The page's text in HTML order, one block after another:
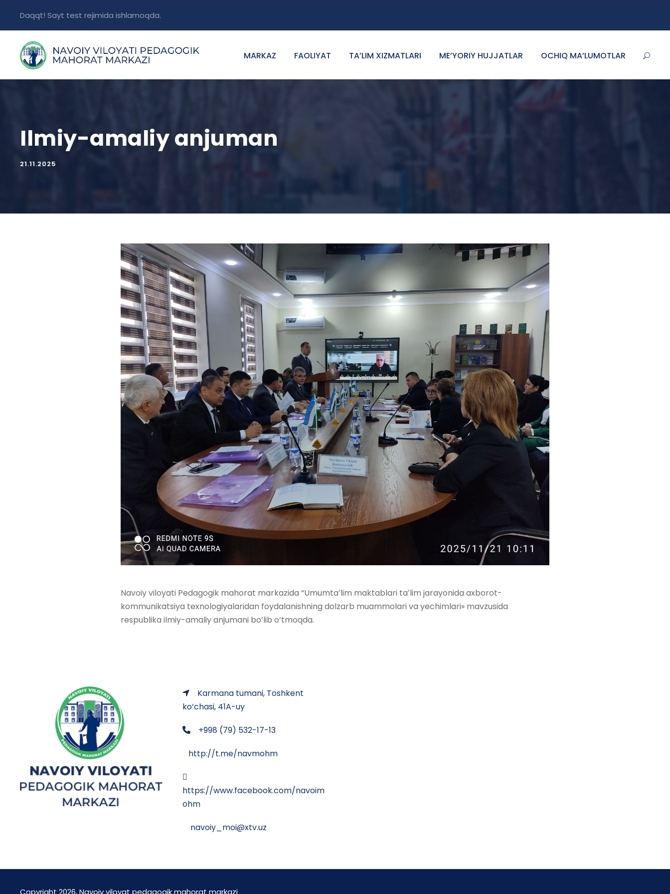
Daqqt! Sayt test rejimida ishlamoqda.
MARKAZ FAOLIYAT TA’LIM XIZMATLARI ME’YORIY HUJJATLAR OCHIQ MA’LUMOTLAR
Ilmiy-amaliy anjuman
21.11.2025
Navoiy viloyati Pedagogik mahorat markazida “Umumtaʼlim maktablari taʼlim jarayonida axborot-
kommunikatsiya texnologiyalaridan foydalanishning dolzarb muammolari va yechimlari» mavzusida
respublika ilmiy-amaliy anjumani bo’lib o’tmoqda.
Karmana tumani, Toshkent
ko‘chasi, 41A-uy
+998 (79) 532-17-13
http://t.me/navmohm
https://www.facebook.com/navoim
ohm
navoiy_moi@xtv.uz
Copyright 2026, Navoiy viloyat pedagogik mahorat markazi